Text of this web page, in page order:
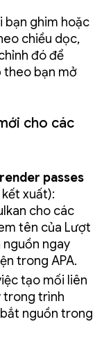
bạn ghim hoặc
chiều dọc,
đó để
theo bạn mở
cho các
passes
xuất):
cho các
tên của Lượt
ngay
trong APA.
tạo mối liên
trong trình
nguồn trong